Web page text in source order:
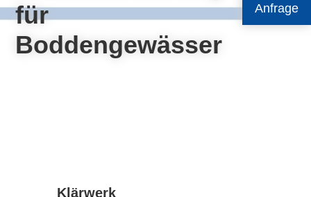
Anfrage
für
Boddengewässer
Klärwerk